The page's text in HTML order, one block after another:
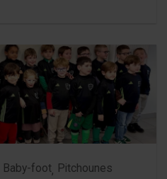
Baby-foot, Pitchounes